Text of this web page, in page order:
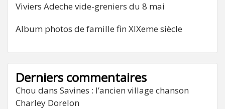
Viviers Adeche vide-greniers du 8 mai
Album photos de famille fin XIXeme siècle
Derniers commentaires
Chou dans Savines : l’ancien village chanson
Charley Dorelon